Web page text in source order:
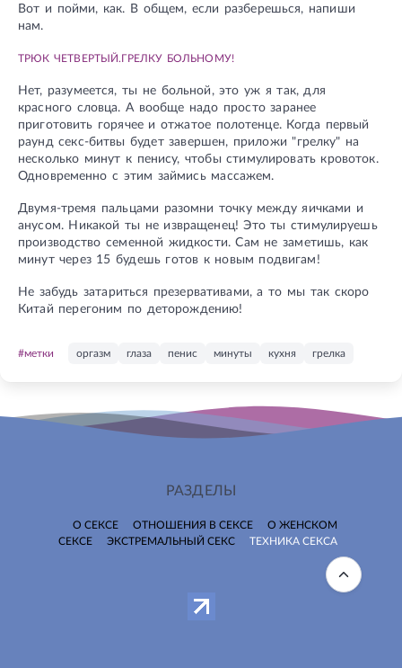
Вот и пойми, как. В общем, если разберешься, напиши
нам.
ТРЮК ЧЕТВЕРТЫЙ.ГРЕЛКУ БОЛЬНОМУ!
Нет, разумеется, ты не больной, это уж я так, для
красного словца. А вообще надо просто заранее
приготовить горячее и отжатое полотенце. Когда первый
раунд секс-битвы будет завершен, приложи "грелку" на
несколько минут к пенису, чтобы стимулировать кровоток.
Одновременно с этим займись массажем.
Двумя-тремя пальцами разомни точку между яичками и
анусом. Никакой ты не извращенец! Это ты стимулируешь
производство семенной жидкости. Сам не заметишь, как
минут через 15 будешь готов к новым подвигам!
Не забудь затариться презервативами, а то мы так скоро
Китай перегоним по деторождению!
#метки оргазм глаза пенис минуты кухня грелка
РАЗДЕЛЫ
О СЕКСЕ ОТНОШЕНИЯ В СЕКСЕ
О ЖЕНСКОМ
СЕКСЕ
ЭКСТРЕМАЛЬНЫЙ СЕКС ТЕХНИКА СЕКСА